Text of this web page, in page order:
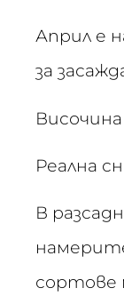
Април е
за
Реална
В
сортове